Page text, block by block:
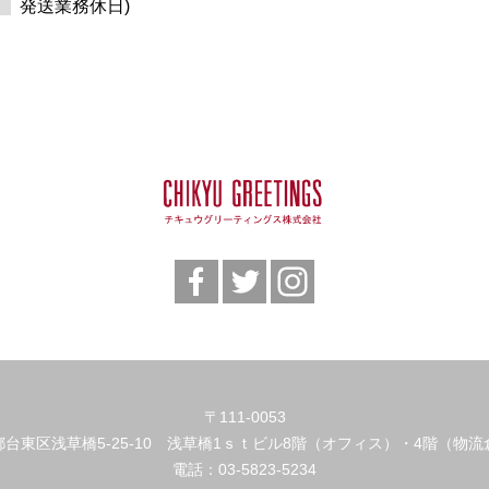
発送業務休日)
〒111-0053
台東区浅草橋5-25-10 浅草橋1ｓｔビル8階（オフィス）・4階（物流
電話： 03-5823-5234